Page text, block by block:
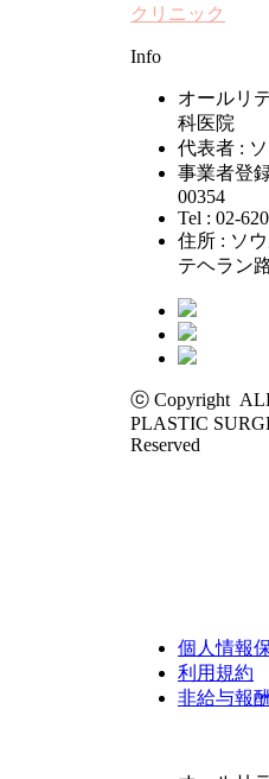
クリニック
Info
オールリ
科医院
代表者 :
事業者登
00354
Tel : 02-
住所 : ソ
テヘラン
ⓒ Copyright
PLASTIC
Reserved
個人情報
利用規約
非給与報